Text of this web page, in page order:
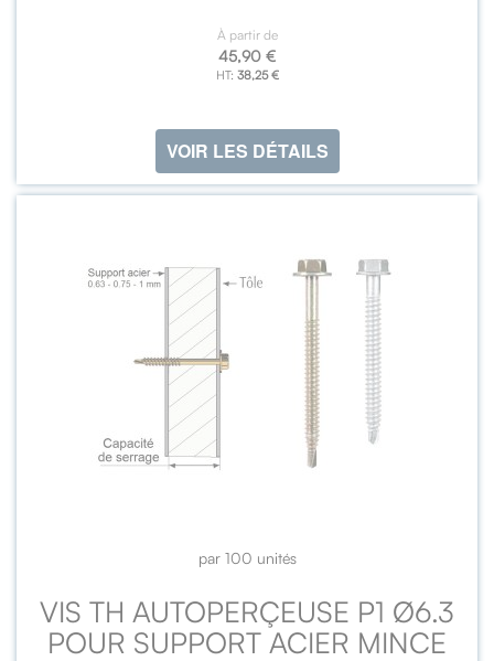
À partir de
45,90 €
38,25 €
VOIR LES DÉTAILS
par 100 unités
VIS TH AUTOPERÇEUSE P1 Ø6.3
POUR SUPPORT ACIER MINCE